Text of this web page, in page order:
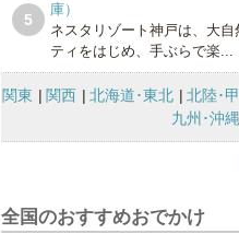
5
庫）
ネスタリゾート神戸は、大
ティをはじめ、手ぶらで楽...
関東 関西 北海道･東北 北陸･
九州･沖縄
全国のおすすめおでかけ